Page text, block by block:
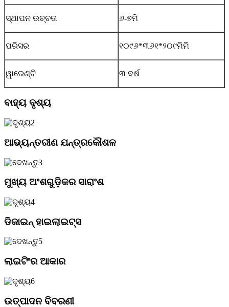
ସ୍ଥାପନ ଉଚ୍ଚତା ୬-୭ମି
ପରିସର ୧୦୯୬*୩୬୧*୨୦୯ମିମି
ୱାରେଣ୍ଟି ୩ ବର୍ଷ
ବାହ୍ୟ ଦୃଶ୍ୟ
ଆଭ୍ୟନ୍ତରୀଣ ଯନ୍ତ୍ରକୌଶଳ
ମୁଖ୍ୟ ଅଂଶଗୁଡ଼ିକର ସାରାଂଶ
ଡିଜାଇନ୍ ହାଇଲାଇଟ୍ସ
ଲାଇଟିଂର ଆକାର
ଉତ୍ପାଦନ ବିବରଣୀ